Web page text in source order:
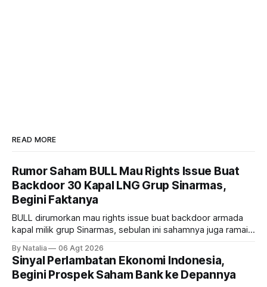
READ MORE
Rumor Saham BULL Mau Rights Issue Buat
Backdoor 30 Kapal LNG Grup Sinarmas,
Begini Faktanya
BULL dirumorkan mau rights issue buat backdoor armada
kapal milik grup Sinarmas, sebulan ini sahamnya juga ramai
masih menarik dilirik?
By Natalia 06 Agt 2026
Sinyal Perlambatan Ekonomi Indonesia,
Begini Prospek Saham Bank ke Depannya